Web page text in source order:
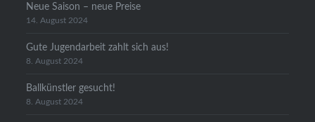
Neue Saison – neue Preise
14. August 2024
Gute Jugendarbeit zahlt sich aus!
8. August 2024
Ballkünstler gesucht!
8. August 2024